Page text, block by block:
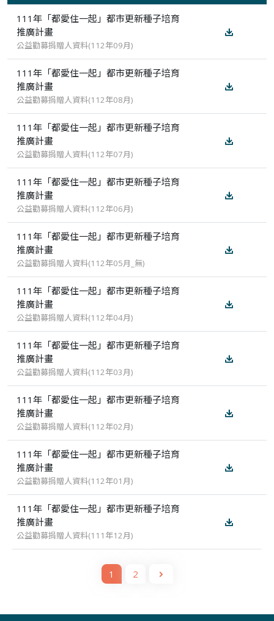
111年「都愛住一起」都市更新種子培育
推廣計畫
公益勸募捐贈人資料(112年09月)
111年「都愛住一起」都市更新種子培育
推廣計畫
公益勸募捐贈人資料(112年08月)
111年「都愛住一起」都市更新種子培育
推廣計畫
公益勸募捐贈人資料(112年07月)
111年「都愛住一起」都市更新種子培育
推廣計畫
公益勸募捐贈人資料(112年06月)
111年「都愛住一起」都市更新種子培育
推廣計畫
公益勸募捐贈人資料(112年05月_無)
111年「都愛住一起」都市更新種子培育
推廣計畫
公益勸募捐贈人資料(112年04月)
111年「都愛住一起」都市更新種子培育
推廣計畫
公益勸募捐贈人資料(112年03月)
111年「都愛住一起」都市更新種子培育
推廣計畫
公益勸募捐贈人資料(112年02月)
111年「都愛住一起」都市更新種子培育
推廣計畫
公益勸募捐贈人資料(112年01月)
111年「都愛住一起」都市更新種子培育
推廣計畫
公益勸募捐贈人資料(111年12月)
1 2